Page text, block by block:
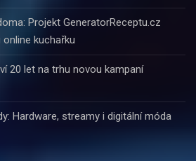
Projekt GeneratorReceptu.cz
kuchařku
20 let na trhu novou kampaní
Hardware, streamy i digitální móda